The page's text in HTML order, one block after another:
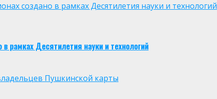
создано в рамках Десятилетия науки и технологий
рамках Десятилетия науки и технологий
Пушкинской карты